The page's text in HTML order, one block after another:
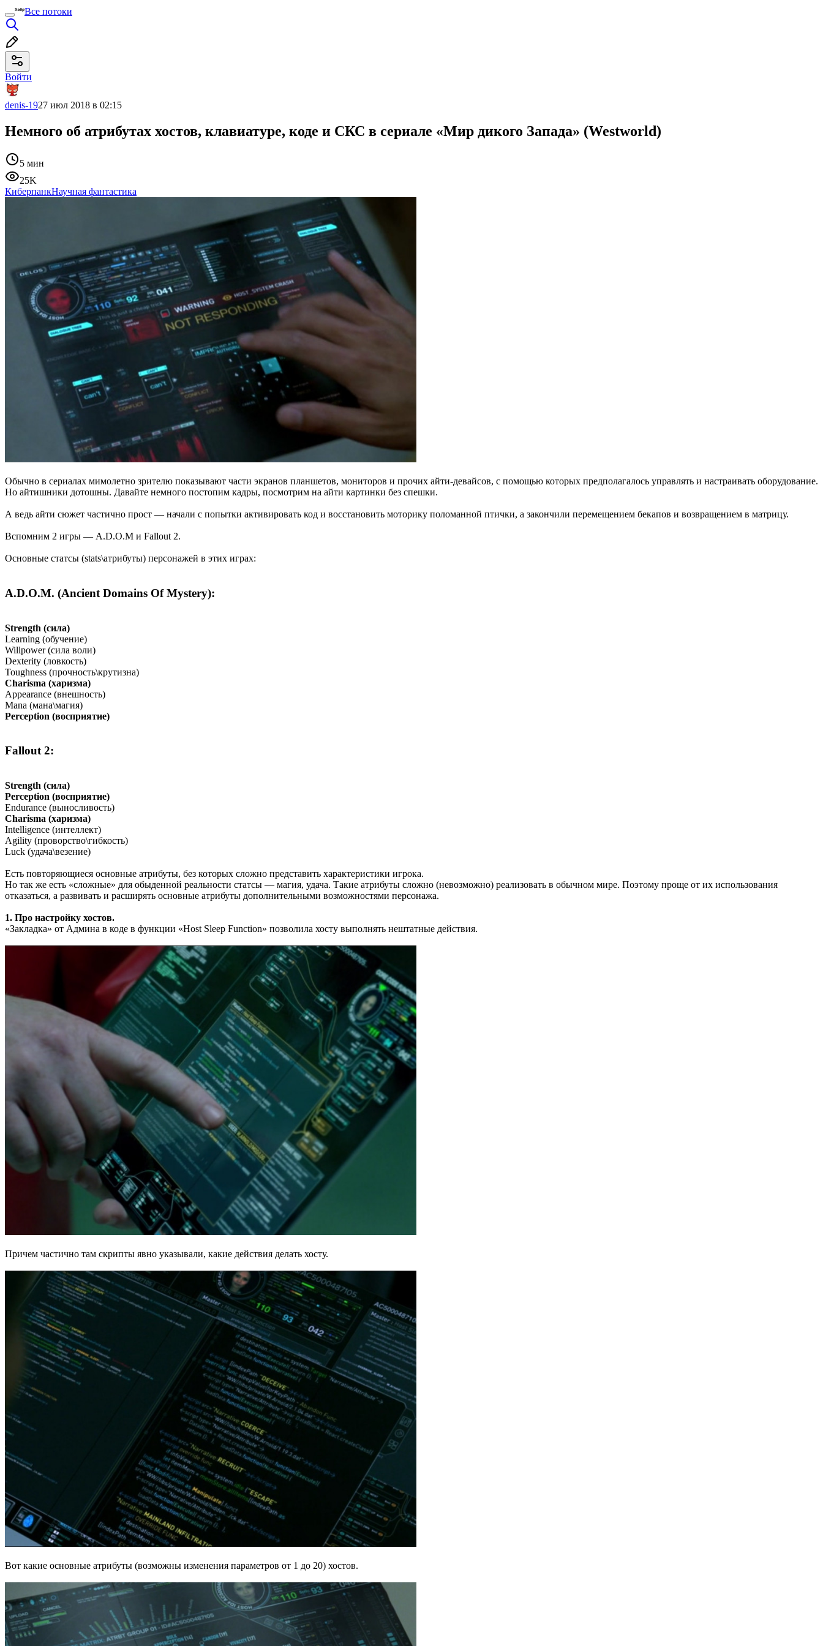
Все потоки
Войти
denis-1927 июл 2018 в 02:15
Немного об атрибутах хостов, клавиатуре, коде и СКС в сериале «Мир дикого Запада» (Westworld)
5 мин
25K
КиберпанкНаучная фантастика
Обычно в сериалах мимолетно зрителю показывают части экранов планшетов, мониторов и прочих айти-девайсов, с помощью которых предполагалось управлять и настраивать оборудование.
Но айтишники дотошны. Давайте немного постопим кадры, посмотрим на айти картинки без спешки.
А ведь айти сюжет частично прост — начали с попытки активировать код и восстановить моторику поломанной птички, а закончили перемещением бекапов и возвращением в матрицу.
Вспомним 2 игры — A.D.O.M и Fallout 2.
Основные статсы (stats\атрибуты) персонажей в этих играх:
A.D.O.M. (Ancient Domains Of Mystery):
Strength (сила)
Learning (обучение)
Willpower (сила воли)
Dexterity (ловкость)
Toughness (прочность\крутизна)
Charisma (харизма)
Appearance (внешность)
Mana (мана\магия)
Perception (восприятие)
Fallout 2:
Strength (сила)
Perception (восприятие)
Endurance (выносливость)
Charisma (харизма)
Intelligence (интеллект)
Agility (проворство\гибкость)
Luck (удача\везение)
Есть повторяющиеся основные атрибуты, без которых сложно представить характеристики игрока.
Но так же есть «сложные» для обыденной реальности статсы — магия, удача. Такие атрибуты сложно (невозможно) реализовать в обычном мире. Поэтому проще от их использования
отказаться, а развивать и расширять основные атрибуты дополнительными возможностями персонажа.
1. Про настройку хостов.
«Закладка» от Админа в коде в функции «Host Sleep Function» позволила хосту выполнять нештатные действия.
Причем частично там скрипты явно указывали, какие действия делать хосту.
Вот какие основные атрибуты (возможны изменения параметров от 1 до 20) хостов.